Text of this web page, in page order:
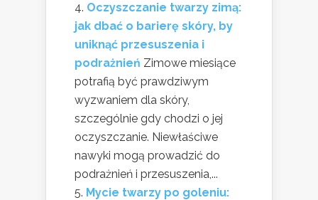
Oczyszczanie twarzy zimą:
jak dbać o barierę skóry, by
uniknąć przesuszenia i
podrażnień Zimowe miesiące
potrafią być prawdziwym
wyzwaniem dla skóry,
szczególnie gdy chodzi o jej
oczyszczanie. Niewłaściwe
nawyki mogą prowadzić do
podrażnień i przesuszenia,...
Mycie twarzy po goleniu: